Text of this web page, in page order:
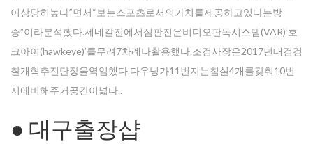
이상당히높다”면서“보는스포츠로서의가치를제공하고있다는방
증”이라분석했다.세네갈전에서심판진은비디오판독시스템(VAR)‘호
크아이(hawkeye)’를무려7차례나활용했다.조검사장은2017년대검검
찰개혁추진단장을역임했다.다우닝가11번지는침실4개를갖춰10번
지에비해주거공간이넓다..
● 대구 출장샵